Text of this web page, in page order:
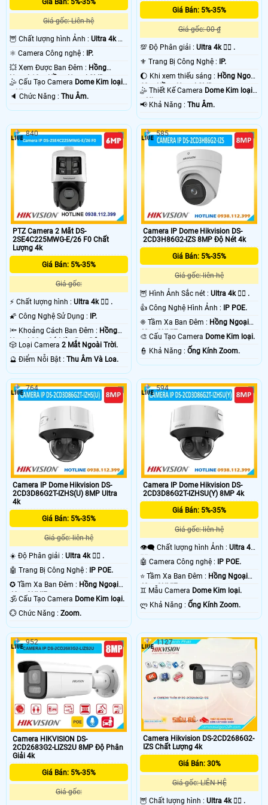
mang chất lượng tốt vì màn hình hiển thị quá nhỏ . 💡
Giá Bán: 5%-35%
Giá gốc: Liên hệ
🦉 Chất lượng hình Ảnh : Ultra 4k 👍🏾
⚛️ Camera Công nghệ :
IP.
💥 Xem Được Ban Đêm : Hồng
Ngoại 10m Hồng Ngoại SMD.
🤹 Cấu Tạo Camera Dome Kim loại
+ Nhựa.
️🔈 Chức Năng : Thu Âm.
Giá Bán: 5%-35%
Giá gốc: 00 ₫
💯 Độ Phân giải :Ultra 4k 👍🏾 .
⚜️ Trang Bị Công Nghệ :
IP.
🌔 Khi xem thiếu sáng : Hồng Ngoại
60m Hồng Ngoại SMD.
🤹 Thiết Kế Camera Dome Kim loại
+ Nhựa.
️📢 Khả Năng :Thu Âm.
PTZ Camera 2 Mắt DS-
2SE4C225MWG-E/26 F0 Chất
Lượng 4k
Giá Bán: 5%-35%
Giá gốc:
️⚡ Chất lượng hình : Ultra 4k 👍🏾 .
🌠 Công Nghệ Sử Dụng : IP.
🔦 Khoảng Cách Ban Đêm : Hồng
Ngoại 30m Có Màu Ban Ðêm.
🎲 Loại Camera 2 Mắt Ngoài Trời.
️🔮 Điểm Nỗi Bật : Thu Âm Và Loa.
840
Camera IP Dome Hikvision DS-
2CD3H86G2-IZS 8MP Độ Nét 4k
Giá Bán: 5%-35%
Giá gốc: liên hệ
🦉 Hình Ảnh Sắc nét :Ultra 4k 👍🏾 .
👍 Công Nghệ Hình Ảnh : IP POE.
❈ Tầm Xa Ban Đêm : Hồng Ngoại
40m ONVIF.
🎨 Cấu Tạo Camera Dome Kim loại.
️👮 Khả Năng :Ống Kính Zoom.
585
Camera IP Dome Hikvision DS-
2CD3D86G2T-IZHS(U) 8MP Ultra
4k
Giá Bán: 5%-35%
Giá gốc: liên hệ
☀️ Độ Phân giải : Ultra 4k 👍🏾 .
🤖️ Trang Bị Công Nghệ :
IP POE.
✪ Tầm Xa Ban Đêm : Hồng Ngoại
40m ONVIF.
🕉️ Cấu Tạo Camera Dome Kim loại.
️💮 Chức Năng : Zoom.
764
Camera IP Dome Hikvision DS-
2CD3D86G2T-IZHSU(Y) 8MP 4k
Giá Bán: 5%-35%
Giá gốc: liên hệ
👁️‍🗨 Chất lượng hình Ảnh :Ultra 4k
👍🏾 .
🤖️ Camera Công nghệ :
IP POE.
⭐ Tầm Xa Ban Đêm : Hồng Ngoại
40m ONVIF.
♊ Mẫu Camera Dome Kim loại.
️ლ Khả Năng :Ống Kính Zoom.
594
Camera HIKVISION DS-
2CD2683G2-LIZS2U 8MP Độ Phân
Giải 4k
Giá Bán: 5%-35%
Giá gốc:
952
Camera Hikvision DS-2CD2686G2-
IZS Chất Lượng 4k
Giá Bán: 30%
Giá gốc: LIÊN HỆ
🦉 Chất lượng hình :Ultra 4k 👍🏾 .
1127